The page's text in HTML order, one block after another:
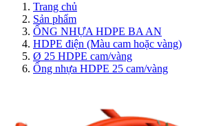
Trang chủ
Sản phẩm
ỐNG NHỰA HDPE BA AN
HDPE điện (Màu cam hoặc vàng)
Ø 25 HDPE cam/vàng
Ống nhựa HDPE 25 cam/vàng